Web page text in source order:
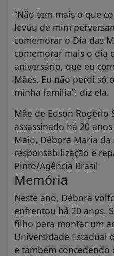
“Não tem mais o que
levou de mim
comemorar o Dia das
comemorar mais o dia
aniversário, que eu
Mães. Eu não perdi só
minha família”, diz ela.
Mãe de Edson Rogério
assassinado há 20
Maio, Débora Maria
responsabilização e
Pinto/Agência Brasil
Memória
Neste ano, Débora
enfrentou há 20 anos.
filho para montar um
Universidade Estadual
e também concedendo